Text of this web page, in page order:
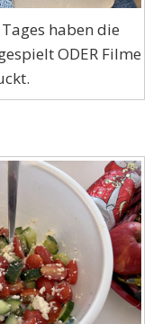
haben die
ODER Filme